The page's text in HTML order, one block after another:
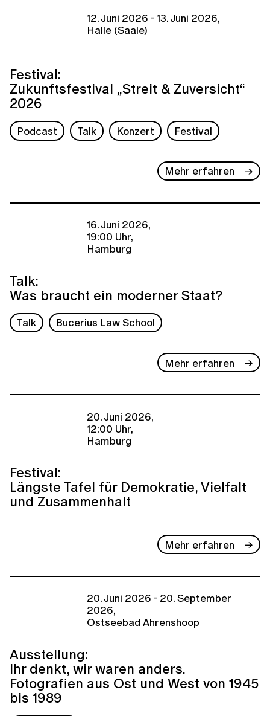
12. Juni 2026 - 13. Juni 2026,
Halle (Saale)
Festival:
Zukunftsfestival „Streit & Zuversicht“
2026
Podcast Talk Konzert Festival
Mehr erfahren
16. Juni 2026,
19:00 Uhr,
Hamburg
Talk:
Was braucht ein moderner Staat?
Talk Bucerius Law School
Mehr erfahren
20. Juni 2026,
12:00 Uhr,
Hamburg
Festival:
Längste Tafel für Demokratie, Vielfalt
und Zusammenhalt
Mehr erfahren
20. Juni 2026 - 20. September
2026,
Ostseebad Ahrenshoop
Ausstellung:
Ihr denkt, wir waren anders.
Fotografien aus Ost und West von 1945
bis 1989